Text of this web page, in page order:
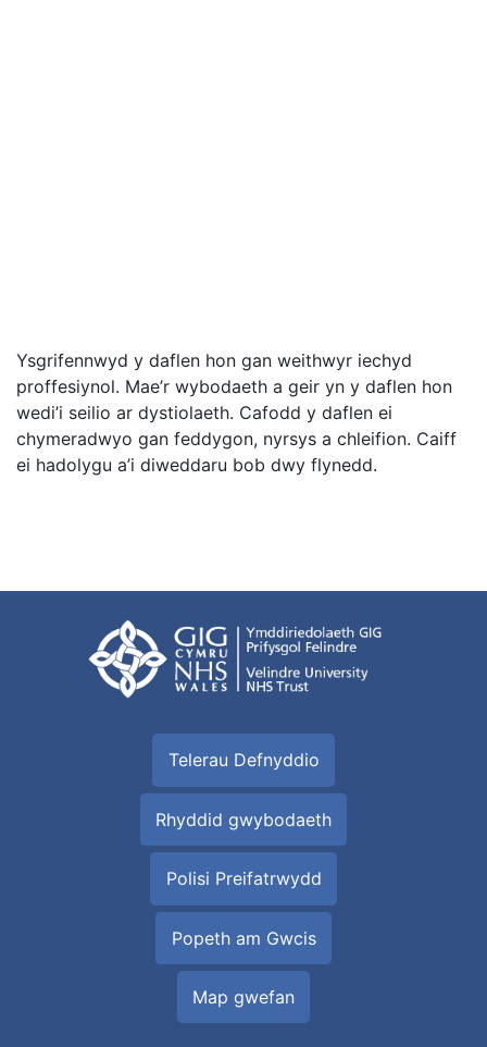
Ysgrifennwyd y daflen hon gan weithwyr iechyd
proffesiynol. Mae’r wybodaeth a geir yn y daflen hon
wedi’i seilio ar dystiolaeth. Cafodd y daflen ei
chymeradwyo gan feddygon, nyrsys a chleifion. Caiff
ei hadolygu a’i diweddaru bob dwy flynedd.
Telerau Defnyddio
Rhyddid gwybodaeth
Polisi Preifatrwydd
Popeth am Gwcis
Map gwefan